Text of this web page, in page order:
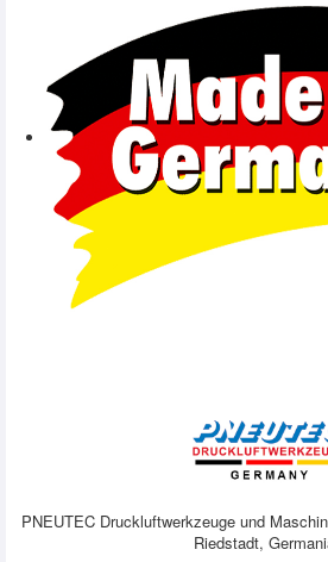
PNEUTEC Druckluftwerkzeuge und
Riedstadt,